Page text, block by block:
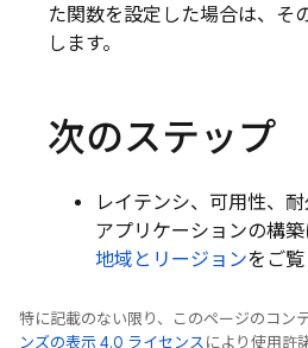
た関数を設定した場合は、そ
します。
次のステップ
レイテンシ、可用性、
アプリケーションの構築
地域とリージョンをご覧
特に記載のない限り、このページのコン
ンズの表示 4.0 ライセンスにより使用許